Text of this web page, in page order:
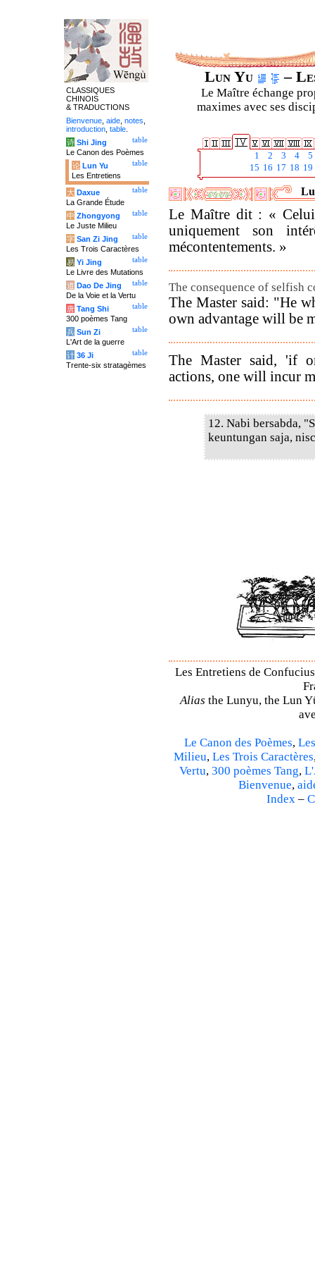
Lun Yu –
Le Maître échange
maximes avec ses
1 2 3 4
5
15 16 17 18 19
Le Maître dit : « Celui
uniquement son
mécontentements. »
The consequence of selfish
The Master said: "He
own advantage will be
The Master said, 'if
actions, one will incur
12. Nabi bersabda,
keuntungan saja,
Les Entretiens de
Alias the Lunyu, the Lun
Le Canon des Poèmes,
Milieu, Les Trois Caractères
Vertu, 300 poèmes Tang,
Bienvenue,
Index –
CLASSIQUES
CHINOIS
& TRADUCTIONS
Bienvenue aide notes
introduction table
table
诗 Shi Jing
Le Canon des Poèmes
table
论 Lun Yu
Les Entretiens
table
大 Daxue
La Grande Étude
table
中 Zhongyong
Le Juste Milieu
table
字 San Zi Jing
Les Trois Caractères
table
易 Yi Jing
Le Livre des Mutations
table
道 Dao De Jing
De la Voie et la Vertu
table
唐 Tang Shi
300 poèmes Tang
table
兵 Sun Zi
L'Art de la guerre
table
计 36 Ji
Trente-six stratagèmes